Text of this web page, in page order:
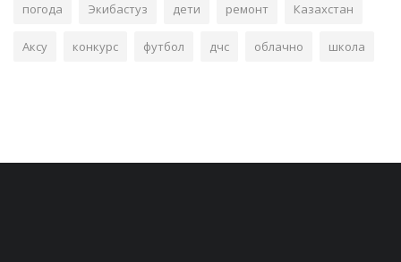
погода Экибастуз дети ремонт Казахстан
Аксу конкурс футбол дчс облачно школа